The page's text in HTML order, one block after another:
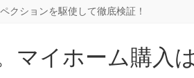
クションを駆使して徹底検証！